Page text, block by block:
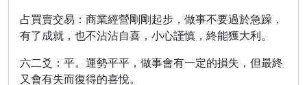
占買賣交易：商業經營剛剛起步，做事不要過於急躁，
有了成就，也不沾沾自喜，小心謹慎，終能獲大利。
六二爻：平。運勢平平，做事會有一定的損失，但最終
又會有失而復得的喜悅。